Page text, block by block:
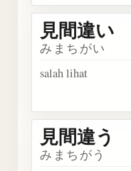
見間違い
みまちがい
salah lihat
見間違う
みまちがう